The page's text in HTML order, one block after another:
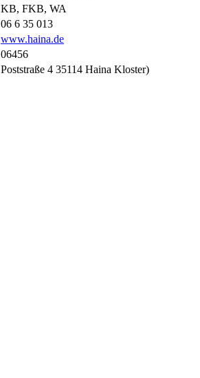
KB, FKB, WA
06 6 35 013
www.haina.de
06456
Poststraße 4 35114 Haina Kloster)